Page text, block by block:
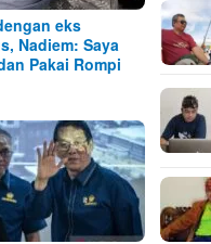
eks
Nadiem: Saya
Pakai Rompi